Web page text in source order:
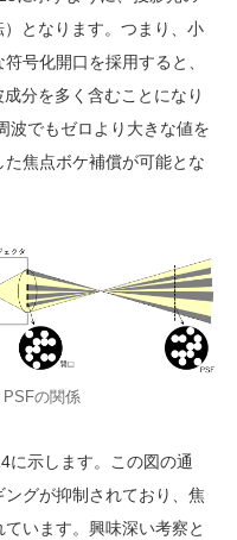
となります。つまり、小
号化開口を採用すると、
分を多く含むことになり
波でもゼロより大きな値を
焦点ボケ補償が可能とな
PSFの関係
に示します。この図の通
グが抑制されており、焦
います。興味深い考察と